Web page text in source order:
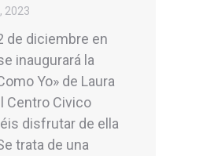
2023
de diciembre en
inaugurará la
Yo» de Laura
Centro Civico
disfrutar de ella
trata de una